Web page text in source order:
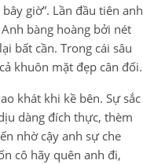
giờ”. Lần đầu tiên anh
bàng hoàng bởi nét
bất cần. Trong cái sâu
khuôn mặt đẹp cân đối.
khát khi kề bên. Sự sắc
dàng đích thực, thèm
nhờ cậy anh sự che
cô hãy quên anh đi,